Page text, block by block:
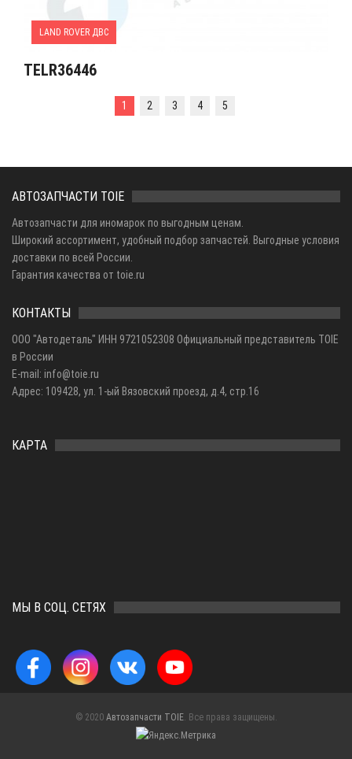
LAND ROVER ДВС
TELR36446
1 2 3 4 5
АВТОЗАПЧАСТИ TOIE
Автозапчасти для иномарок по выгодным ценам.
Широкий ассортимент, удобный подбор запчастей. Выгодные условия
доставки по всей России.
Гарантия качества от toie.ru
КОНТАКТЫ
ООО "Автодеталь" ИНН 9721052308 Официальный представитель TOIE
в России
E-mail: info@toie.ru
Адрес: 109428, ул. 1-ый Вязовский проезд, д.4, стр.16
КАРТА
МЫ В СОЦ. СЕТЯХ
© 2020 Автозапчасти TOIE. Все права защищены.